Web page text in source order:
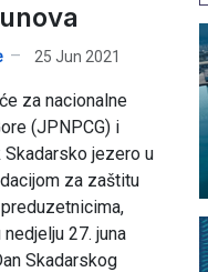
25 Jun 2021
za nacionalne
(JPNPCG) i
Skadarsko jezero u
za zaštitu
27. juna
Skadarskog